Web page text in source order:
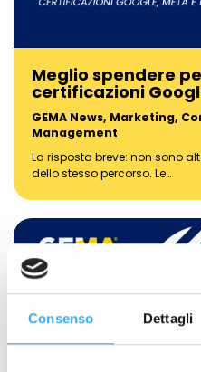
Consenso Dettagli
Meglio spendere
certificazioni
GEMA News, Marketing,
Management
La risposta breve: non sono
dello stesso percorso. Le…